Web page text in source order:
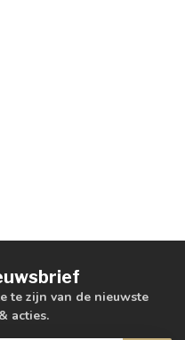
te zijn van de nieuwste
acties.